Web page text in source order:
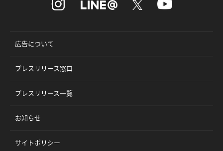
広告について
プレスリリース窓口
プレスリリース一覧
お知らせ
サイトポリシー